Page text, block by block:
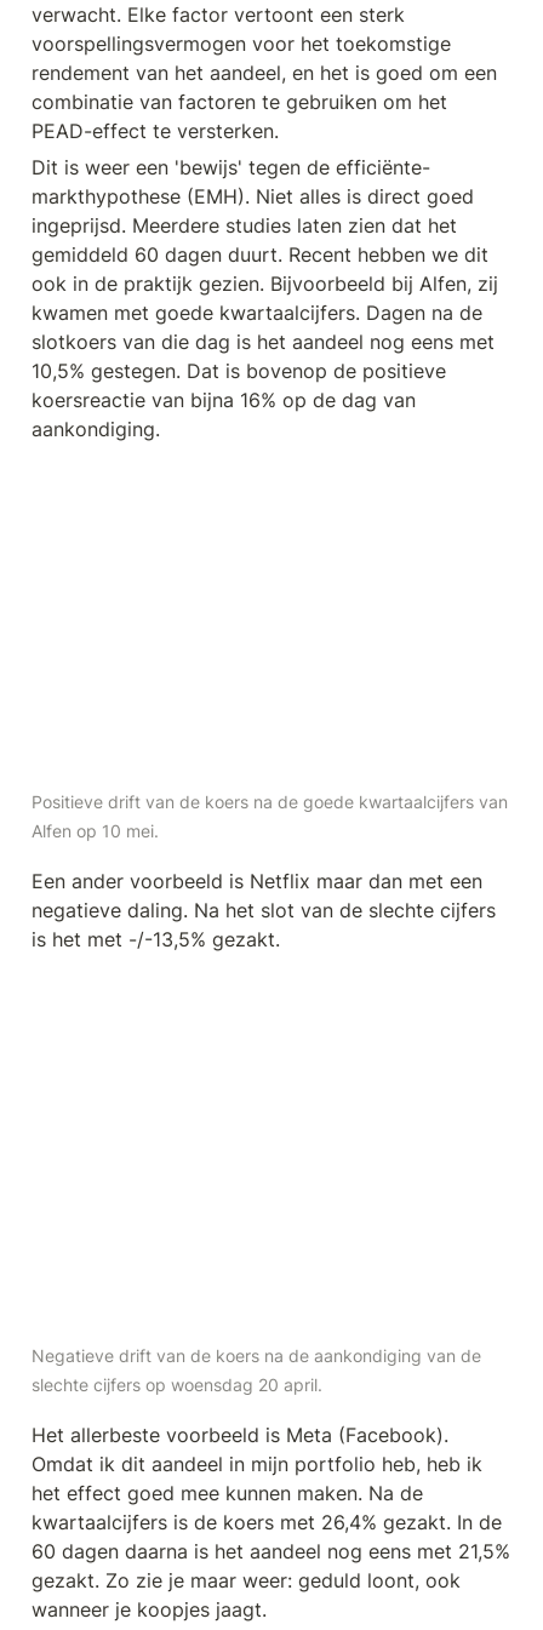
verwacht. Elke factor vertoont een sterk
voorspellingsvermogen voor het toekomstige
rendement van het aandeel, en het is goed om een
combinatie van factoren te gebruiken om het
PEAD-effect te versterken.
Dit is weer een 'bewijs' tegen de efficiënte-
markthypothese (EMH). Niet alles is direct goed
ingeprijsd. Meerdere studies laten zien dat het
gemiddeld 60 dagen duurt. Recent hebben we dit
ook in de praktijk gezien. Bijvoorbeeld bij Alfen, zij
kwamen met goede kwartaalcijfers. Dagen na de
slotkoers van die dag is het aandeel nog eens met
10,5% gestegen. Dat is bovenop de positieve
koersreactie van bijna 16% op de dag van
aankondiging.
Positieve drift van de koers na de goede kwartaalcijfers van
Alfen op 10 mei.
Een ander voorbeeld is Netflix maar dan met een
negatieve daling. Na het slot van de slechte cijfers
is het met -/-13,5% gezakt.
Negatieve drift van de koers na de aankondiging van de
slechte cijfers op woensdag 20 april.
Het allerbeste voorbeeld is Meta (Facebook).
Omdat ik dit aandeel in mijn portfolio heb, heb ik
het effect goed mee kunnen maken. Na de
kwartaalcijfers is de koers met 26,4% gezakt. In de
60 dagen daarna is het aandeel nog eens met 21,5%
gezakt. Zo zie je maar weer: geduld loont, ook
wanneer je koopjes jaagt.